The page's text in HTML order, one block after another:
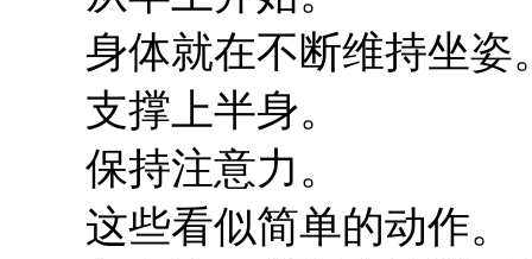
身体就在不断维持坐姿
支撑上半身。
保持注意力。
这些看似简单的动作。